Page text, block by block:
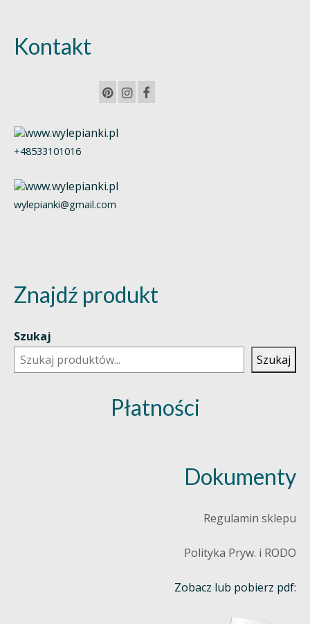
Kontakt
+48533101016
wylepianki@gmail.com
Znajdź produkt
Szukaj
Szukaj
Płatności
Dokumenty
Regulamin sklepu
Polityka Pryw. i RODO
Zobacz lub pobierz pdf: